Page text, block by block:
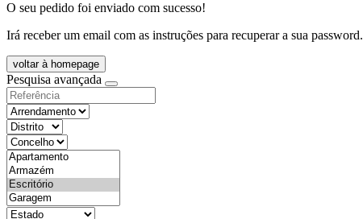
O seu pedido foi enviado com sucesso!
Irá receber um email com as instruções para recuperar a sua password.
voltar à homepage
Pesquisa avançada